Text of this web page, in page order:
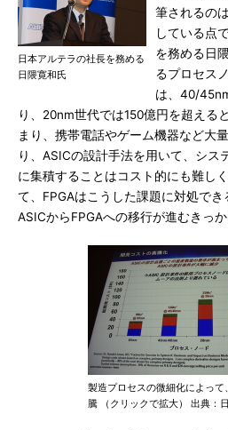
日本アルテラの社長を務める
日隈寛和氏
筆されるの
している点
を務める日
るプロセス
は、40/
り、20nm世代では150億円を超える
まり、携帯電話やゲーム機器など大
り、ASICの設計手法を用いて、シス
に集積することはコスト的にも難し
て、FPGAはこうした課題に対処でき
ASICからFPGAへの移行が進むきっか
製造プロセスの微細化によって
騰 （クリックで拡大） 出典：